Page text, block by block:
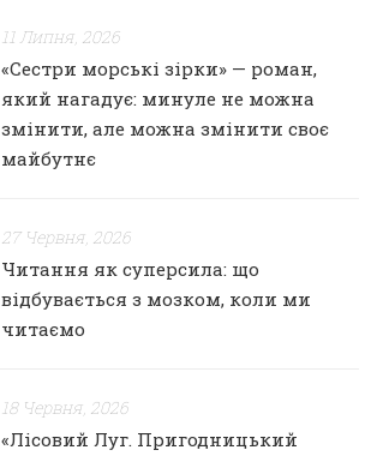
11 Липня, 2026
«Сестри морські зірки» — роман,
який нагадує: минуле не можна
змінити, але можна змінити своє
майбутнє
27 Червня, 2026
Читання як суперсила: що
відбувається з мозком, коли ми
читаємо
18 Червня, 2026
«Лісовий Луг. Пригодницький